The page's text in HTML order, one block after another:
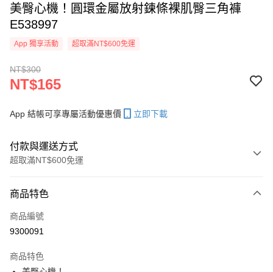
美臀心機！圓環金屬放射鍊條裸肌臀三角褲
E538997
App 獨享活動 超取滿NT$600免運
NT$300
NT$165
App 結帳可享專屬活動優惠價 立即下載
付款與運送方式
超取滿NT$600免運
信用卡一次付款
超商取貨付款
Apple Pay
商品特色
商品編號
9300091
商品特色